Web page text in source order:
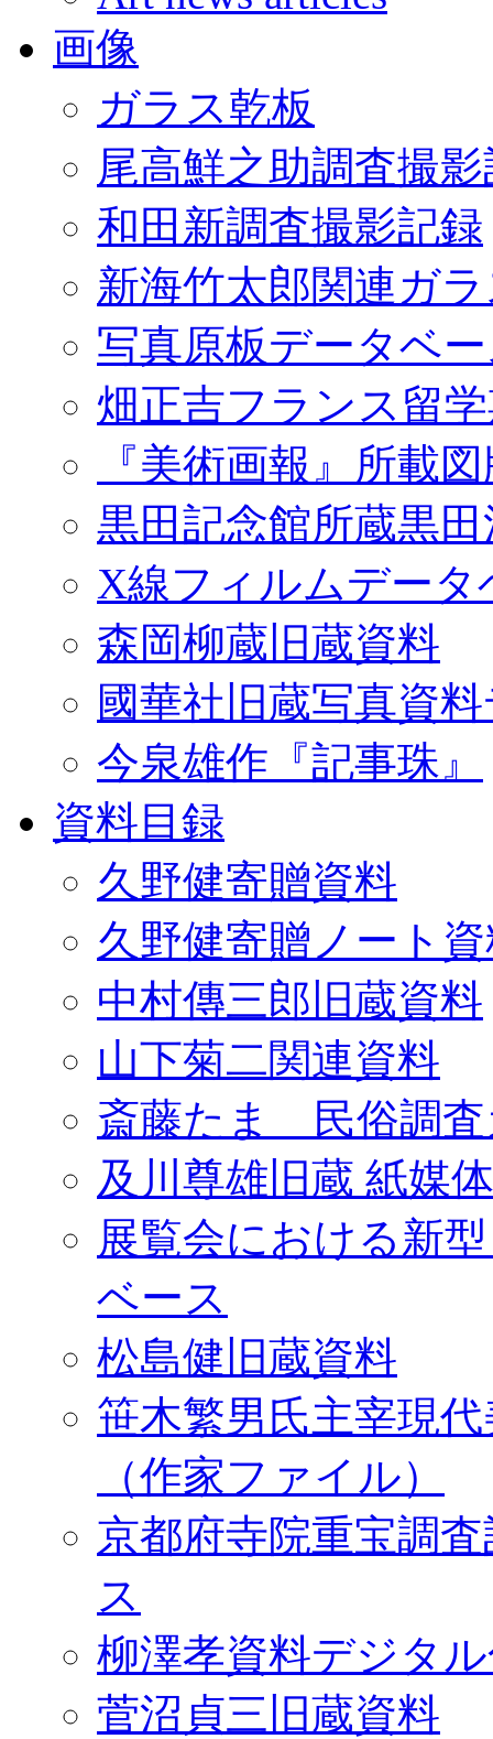
画像
ガラス乾板
尾高鮮之助調査撮
和田新調査撮影記録
新海竹太郎関連ガ
写真原板データベ
畑正吉フランス留
『美術画報』所載
黒田記念館所蔵黒
X線フィルムデータ
森岡柳蔵旧蔵資料
國華社旧蔵写真資
今泉雄作『記事珠』
資料目録
久野健寄贈資料
久野健寄贈ノート
中村傳三郎旧蔵資料
山下菊二関連資料
斎藤たま 民俗調査
及川尊雄旧蔵 紙媒
展覧会における新
ベース
松島健旧蔵資料
笹木繁男氏主宰現
（作家ファイル）
京都府寺院重宝調
ス
柳澤孝資料デジタ
菅沼貞三旧蔵資料